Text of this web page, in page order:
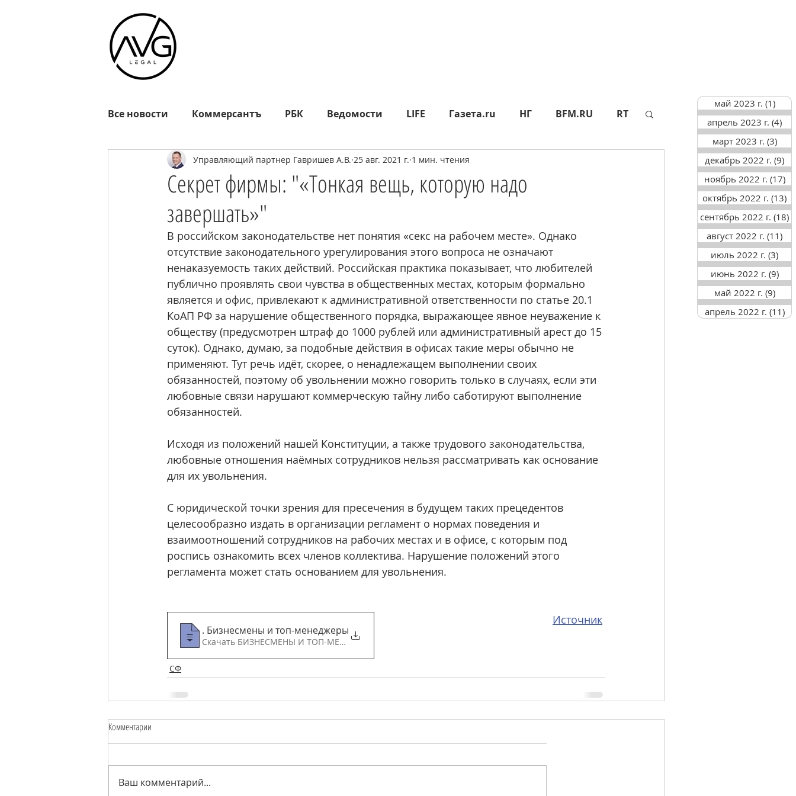
Все новости Коммерсантъ РБК Ведомости LIFE Газета.ru НГ BFM.RU RT
Известия РГ Взгляд Москва24 СП Прайм Metro
Октагон EADaily Republic
News.ru РИА НОВОСТИ
Секрет фирмы: "«Тонкая вещь, которую надо
завершать»"
Управляющий партнер Гавришев А.В. 25 авг. 2021 г. 1 мин. чтения
В российском законодательстве нет понятия «секс на рабочем месте». Однако
отсутствие законодательного урегулирования этого вопроса не означают
ненаказуемость таких действий. Российская практика показывает, что любителей
публично проявлять свои чувства в общественных местах, которым формально
является и офис, привлекают к административной ответственности по статье 20.1
КоАП РФ за нарушение общественного порядка, выражающее явное неуважение к
обществу (предусмотрен штраф до 1000 рублей или административный арест до 15
суток). Однако, думаю, за подобные действия в офисах такие меры обычно не
применяют. Тут речь идёт, скорее, о ненадлежащем выполнении своих
обязанностей, поэтому об увольнении можно говорить только в случаях, если эти
любовные связи нарушают коммерческую тайну либо саботируют выполнение
обязанностей.
Исходя из положений нашей Конституции, а также трудового законодательства,
любовные отношения наёмных сотрудников нельзя рассматривать как основание
для их увольнения.
С юридической точки зрения для пресечения в будущем таких прецедентов
целесообразно издать в организации регламент о нормах поведения и
взаимоотношений сотрудников на рабочих местах и в офисе, с которым под
роспись ознакомить всех членов коллектива. Нарушение положений этого
регламента может стать основанием для увольнения.
«Тонкая вещь, которую надо завершать»
. Бизнесмены и топ-менеджеры рассказали, как относятс
Скачать БИЗНЕСМЕНЫ И ТОП-МЕНЕДЖЕРЫ РАССКАЗАЛИ, КАК ОТНОСЯТС • 1.07MB
Источник
СФ
Комментарии
Ваш комментарий...
май 2023 г. (1)1
апрель 2023 г. (4)
март 2023 г. (3)3
декабрь 2022 г. (9)
ноябрь 2022 г. (17)
октябрь 2022 г. (13)
сентябрь 2022 г. (18)
август 2022 г. (11)
июль 2022 г. (3)
июнь 2022 г. (9)9
май 2022 г. (9)9
апрель 2022 г. (11)